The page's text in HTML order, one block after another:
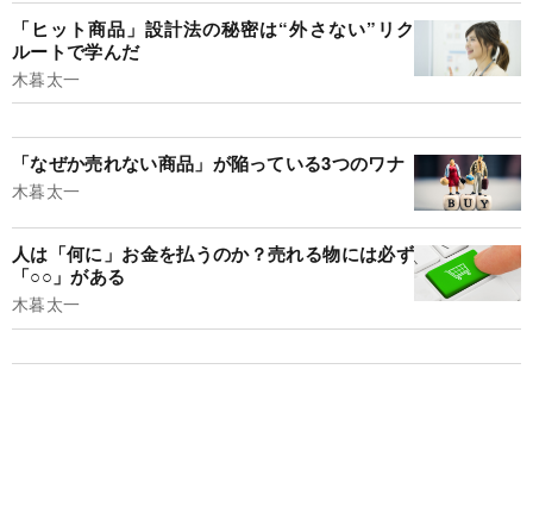
「ヒット商品」設計法の秘密は“外さない”リク
ルートで学んだ
木暮太一
「なぜか売れない商品」が陥っている3つのワナ
木暮太一
人は「何に」お金を払うのか？売れる物には必ず
「○○」がある
木暮太一